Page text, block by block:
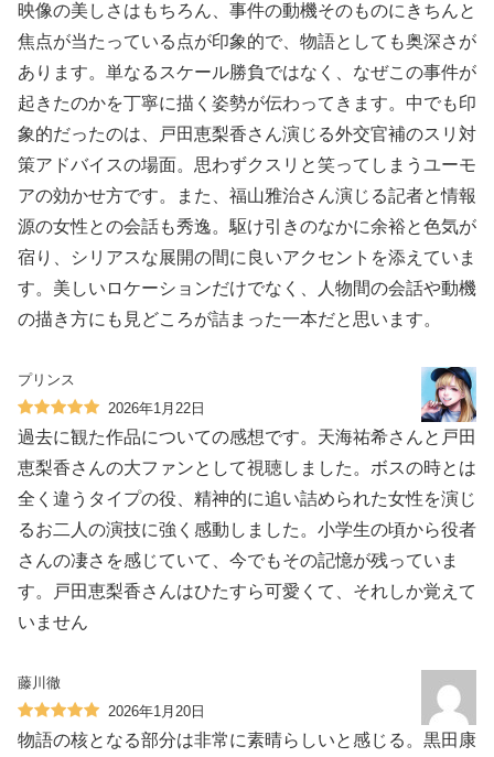
映像の美しさはもちろん、事件の動機そのものにきちんと
焦点が当たっている点が印象的で、物語としても奥深さが
あります。単なるスケール勝負ではなく、なぜこの事件が
起きたのかを丁寧に描く姿勢が伝わってきます。中でも印
象的だったのは、戸田恵梨香さん演じる外交官補のスリ対
策アドバイスの場面。思わずクスリと笑ってしまうユーモ
アの効かせ方です。また、福山雅治さん演じる記者と情報
源の女性との会話も秀逸。駆け引きのなかに余裕と色気が
宿り、シリアスな展開の間に良いアクセントを添えていま
す。美しいロケーションだけでなく、人物間の会話や動機
の描き方にも見どころが詰まった一本だと思います。
プリンス
2026年1月22日
過去に観た作品についての感想です。天海祐希さんと戸田
恵梨香さんの大ファンとして視聴しました。ボスの時とは
全く違うタイプの役、精神的に追い詰められた女性を演じ
るお二人の演技に強く感動しました。小学生の頃から役者
さんの凄さを感じていて、今でもその記憶が残っていま
す。戸田恵梨香さんはひたすら可愛くて、それしか覚えて
いません
藤川徹
2026年1月20日
物語の核となる部分は非常に素晴らしいと感じる。黒田康